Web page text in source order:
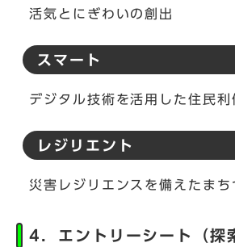
活気とにぎわいの創出
スマート
デジタル技術を活用した住民利
レジリエント
災害レジリエンスを備えたまち
4．エントリーシート（探